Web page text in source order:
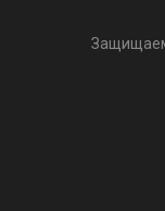
Защищаем